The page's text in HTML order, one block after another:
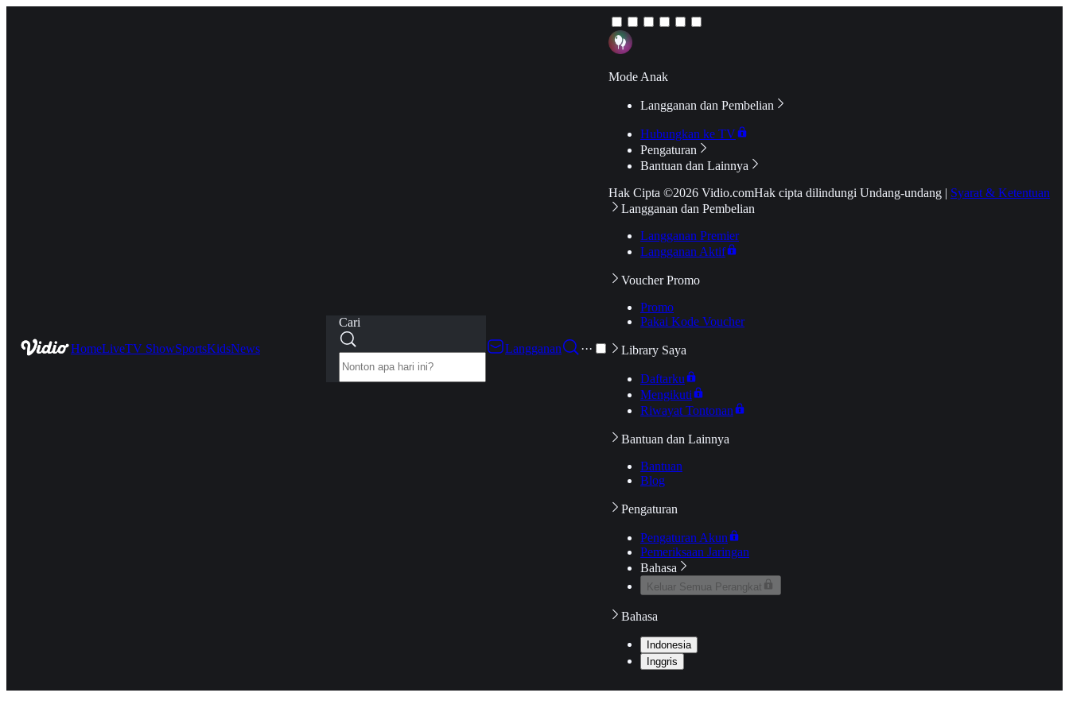
HomeLiveTV ShowSportsKidsNews
Cari
Langganan
···
Mode Anak
Langganan dan Pembelian
Hubungkan ke TV
Pengaturan
Bantuan dan Lainnya
Hak Cipta ©2026 Vidio.comHak cipta dilindungi Undang-undang | Syarat & Ketentuan
Langganan dan Pembelian
Langganan Premier
Langganan Aktif
Voucher Promo
Promo
Pakai Kode Voucher
Library Saya
Daftarku
Mengikuti
Riwayat Tontonan
Bantuan dan Lainnya
Bantuan
Blog
Pengaturan
Pengaturan Akun
Pemeriksaan Jaringan
Bahasa
Keluar Semua Perangkat
Bahasa
Indonesia
Inggris